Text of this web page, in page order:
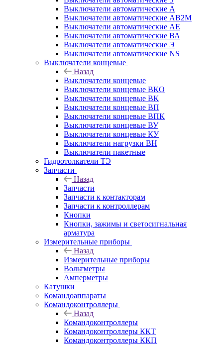
Выключатели автоматические А
Выключатели автоматические АВ2М
Выключатели автоматические АЕ
Выключатели автоматические ВА
Выключатели автоматические Э
Выключатели автоматические NS
Выключатели концевые
Назад
Выключатели концевые
Выключатели концевые ВКО
Выключатели концевые ВК
Выключатели концевые ВП
Выключатели концевые ВПК
Выключатели концевые ВУ
Выключатели концевые КУ
Выключатели нагрузки ВН
Выключатели пакетные
Гидротолкатели ТЭ
Запчасти
Назад
Запчасти
Запчасти к контакторам
Запчасти к контроллерам
Кнопки
Кнопки, зажимы и светосигнальная
арматура
Измерительные приборы
Назад
Измерительные приборы
Вольтметры
Амперметры
Катушки
Командоаппараты
Командоконтроллеры
Назад
Командоконтроллеры
Командоконтроллеры ККТ
Командоконтроллеры ККП